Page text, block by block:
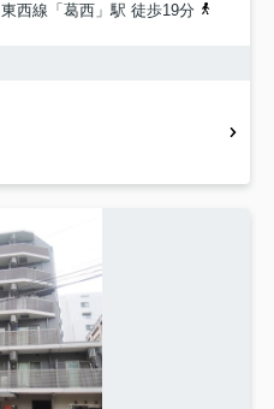
東西線「葛西」駅 徒歩19分